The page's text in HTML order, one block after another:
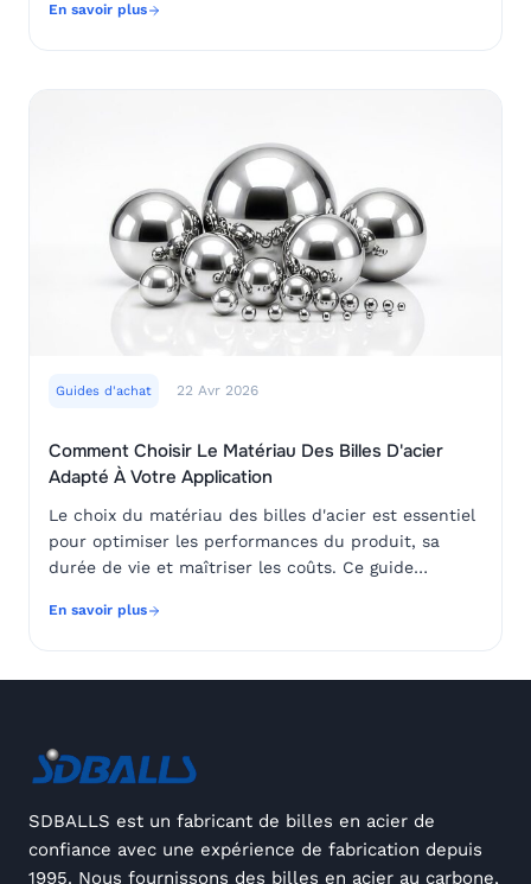
adaptée à votre application.
En savoir plus
Guides d'achat 22 Avr 2026
Comment Choisir Le Matériau Des Billes D'acier
Adapté À Votre Application
Le choix du matériau des billes d'acier est essentiel
pour optimiser les performances du produit, sa
durée de vie et maîtriser les coûts. Ce guide
carbone, en acier chromé, en acier inoxydable et
En savoir plus
SDBALLS est un fabricant de billes en acier de
confiance avec une expérience de fabrication depuis
1995. Nous fournissons des billes en acier au carbone,